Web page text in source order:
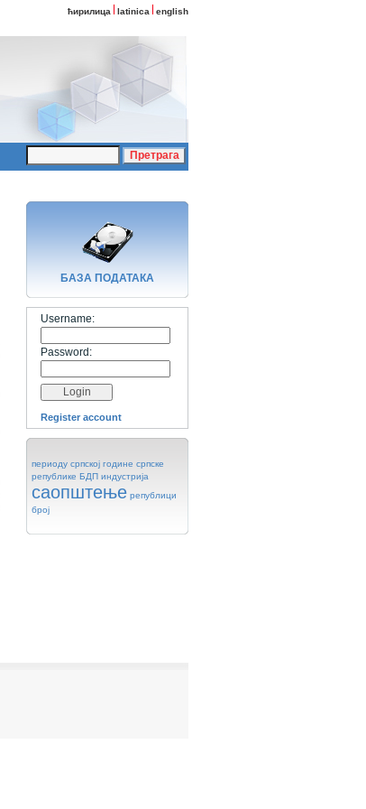
ћирилица latinica english
БАЗA ПОДАТАКА
Username:
Password:
Register account
периоду српској године српске
републике БДП индустрија
саопштење републици
број